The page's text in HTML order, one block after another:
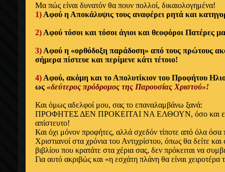
Μα πώς είναι δυνατόν θα πουν πολλοί, δικαιολογημένα!
1) Αφού η Αποκάλυψις τους αναφέρει ρητά και
2) Αφού τόσοι και τόσοι άγιοι και θεοφόροι Πατέρες
3) Αφού η «ορθόδοξη παράδοση» από τους πρώτους
σήμερα πίστευε και περίμενε κάτι τέτοιο!
4) Αφού, ακόμη και το Απολυτίκιον του Προφήτου
ως «δεύτερος πρόδρομος της Παρουσίας Χριστού»!
Και όμως αδελφοί μου, σας το επαναλαμβάνω ξανά:
ΠΡΟΦΗΤΕΣ ΔΕΝ ΠΡΟΚΕΙΤΑΙ ΝΑ ΕΛΘΟΥΝ, όσο και εάν
απίστευτο!
Και όχι μόνον προφήτες, αλλά σχεδόν τίποτε από όλα όσα
Χριστιανοί στα χρόνια του Αντιχρίστου, όπως θα δείτε
βιβλίου που κρατάτε στα χέρια σας, δεν πρόκειται να
Για αυτό ακριβώς και «η εσχάτη πλάνη θα είναι χειροτέρα